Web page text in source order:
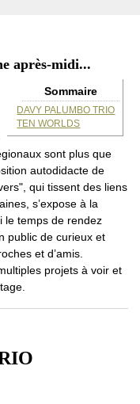
après-midi...
Sommaire
DAVY PALUMBO TRIO
TEN WORLDS
sont plus que
autodidacte de
qui tissent des liens
s’expose à la
le temps de rendez
public de curieux et
et d’amis.
projets à voir et